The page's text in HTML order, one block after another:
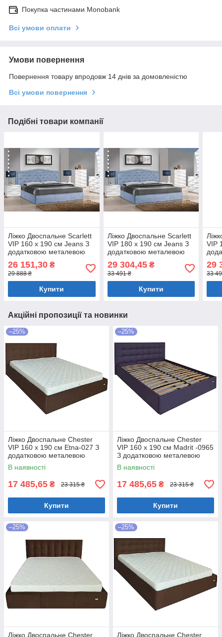
Покупка частинами Monobank
Всі умови оплати
Умови повернення
Повернення товару впродовж 14 днів за домовленістю
Всі умови повернення
Подібні товари компанії
Ліжко Двоспальне Scarlett
VIP 160 х 190 см Jeans З
додатковою металевою
цільнозварною рамою
Синій
26 151,30 ₴
29 888 ₴
Купити
Ліжко Двоспальне Scarlett
VIP 180 х 190 см Jeans З
додатковою металевою
цільнозварною рамою
Синій
29 304,45₴
33 491 ₴
Купити
VIP
29
33
Акційні пропозиції та новинки
–25%
Ліжко Двоспальне Chester
VIP 160 х 190 см Etna-027 З
додатковою металевою
цільнозварною рамою
Коричневий
В наявності
17 485,65 ₴ 23 315 ₴
Купити
–25%
Ліжко Двоспальне Chester
VIP 160 х 190 см Madrit -0965
З додатковою металевою
цільнозварною рамою
Фіолетовий
В наявності
17 485,65 ₴ 23 315 ₴
Купити
–25%
Ліжко Двоспальне Chester
–25%
Ліжко Двоспальне Chester